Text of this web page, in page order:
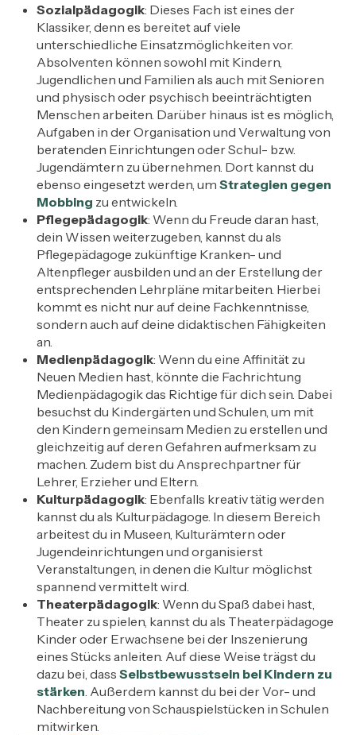
Sozialpädagogik: Dieses Fach ist eines der
Klassiker, denn es bereitet auf viele
unterschiedliche Einsatzmöglichkeiten vor.
Absolventen können sowohl mit Kindern,
Jugendlichen und Familien als auch mit Senioren
und physisch oder psychisch beeinträchtigten
Menschen arbeiten. Darüber hinaus ist es möglich,
Aufgaben in der Organisation und Verwaltung von
beratenden Einrichtungen oder Schul- bzw.
Jugendämtern zu übernehmen. Dort kannst du
ebenso eingesetzt werden, um Strategien gegen
Mobbing zu entwickeln.
Pflegepädagogik: Wenn du Freude daran hast,
dein Wissen weiterzugeben, kannst du als
Pflegepädagoge zukünftige Kranken- und
Altenpfleger ausbilden und an der Erstellung der
entsprechenden Lehrpläne mitarbeiten. Hierbei
kommt es nicht nur auf deine Fachkenntnisse,
sondern auch auf deine didaktischen Fähigkeiten
an.
Medienpädagogik: Wenn du eine Affinität zu
Neuen Medien hast, könnte die Fachrichtung
Medienpädagogik das Richtige für dich sein. Dabei
besuchst du Kindergärten und Schulen, um mit
den Kindern gemeinsam Medien zu erstellen und
gleichzeitig auf deren Gefahren aufmerksam zu
machen. Zudem bist du Ansprechpartner für
Lehrer, Erzieher und Eltern.
Kulturpädagogik: Ebenfalls kreativ tätig werden
kannst du als Kulturpädagoge. In diesem Bereich
arbeitest du in Museen, Kulturämtern oder
Jugendeinrichtungen und organisierst
Veranstaltungen, in denen die Kultur möglichst
spannend vermittelt wird.
Theaterpädagogik: Wenn du Spaß dabei hast,
Theater zu spielen, kannst du als Theaterpädagoge
Kinder oder Erwachsene bei der Inszenierung
eines Stücks anleiten. Auf diese Weise trägst du
dazu bei, dass Selbstbewusstsein bei Kindern zu
stärken . Außerdem kannst du bei der Vor- und
Nachbereitung von Schauspielstücken in Schulen
mitwirken.